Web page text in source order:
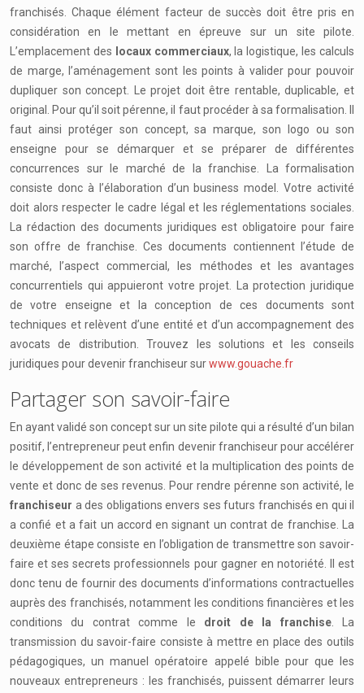
franchisés. Chaque élément facteur de succès doit être pris en
considération en le mettant en épreuve sur un site pilote.
L’emplacement des
locaux commerciaux, la logistique, les calculs
de marge, l’aménagement sont les points à valider pour pouvoir
dupliquer son concept. Le projet doit être rentable, duplicable, et
original. Pour qu’il soit pérenne, il faut procéder à sa formalisation. Il
faut ainsi protéger son concept, sa marque, son logo ou son
enseigne pour se démarquer et se préparer de différentes
concurrences sur le marché de la franchise. La formalisation
consiste donc à l’élaboration d’un business model. Votre activité
doit alors respecter le cadre légal et les réglementations sociales.
La rédaction des documents juridiques est obligatoire pour faire
son offre de franchise. Ces documents contiennent l’étude de
marché, l’aspect commercial, les méthodes et les avantages
concurrentiels qui appuieront votre projet. La protection juridique
de votre enseigne et la conception de ces documents sont
techniques et relèvent d’une entité et d’un accompagnement des
avocats de distribution. Trouvez les solutions et les conseils
juridiques pour devenir franchiseur surwww.gouache.fr
Partager son savoir-faire
En ayant validé son concept sur un site pilote qui a résulté d’un bilan
positif, l’entrepreneur peut enfin devenir franchiseur pour accélérer
le développement de son activité et la multiplication des points de
vente et donc de ses revenus. Pour rendre pérenne son activité, le
franchiseur a des obligations envers ses futurs franchisés en qui il
a confié et a fait un accord en signant un contrat de franchise. La
deuxième étape consiste en l’obligation de transmettre son savoir-
faire et ses secrets professionnels pour gagner en notoriété. Il est
donc tenu de fournir des documents d’informations contractuelles
auprès des franchisés, notamment les conditions financières et les
conditions du contrat comme le droit de la franchise. La
transmission du savoir-faire consiste à mettre en place des outils
pédagogiques, un manuel opératoire appelé bible pour que les
nouveaux entrepreneurs : les franchisés, puissent démarrer leurs